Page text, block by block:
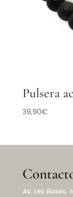
Pulsera
39,90€
Av. Les Bases,